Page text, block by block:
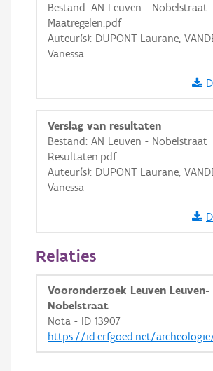
+ −
Basis Lagen
OSM-Basiskaart
Ortho
Bestand: AN Leuven - Nobelstraat
Maatregelen.pdf
Auteur(s): DUPONT Laurane,
Vanessa
Verslag van resultaten
Bestand: AN Leuven - Nobelstraat
Resultaten.pdf
Auteur(s): DUPONT Laurane,
Vanessa
Relaties
Vooronderzoek Leuven Leuven-
Nobelstraat
Nota - ID 13907
https://id.erfgoed.net/